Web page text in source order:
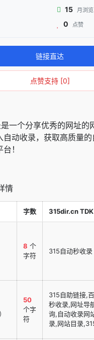
15 月浏览
0 点赞
链接直达
点赞支持 [0]
一个分享优秀的网址的
自动收录，获取高质量
！
情
字数 315dir.cn TDK
8 个
字符
315自动秒收录
50
个字
符
315自助链接,
秒收录,网址导
询,自动收录网
录,网站目录